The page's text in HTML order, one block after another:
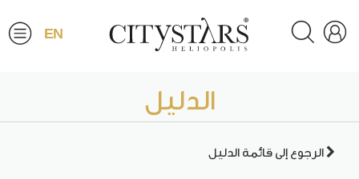
EN
الدليل
الرجوع إلى قائمة الدليل